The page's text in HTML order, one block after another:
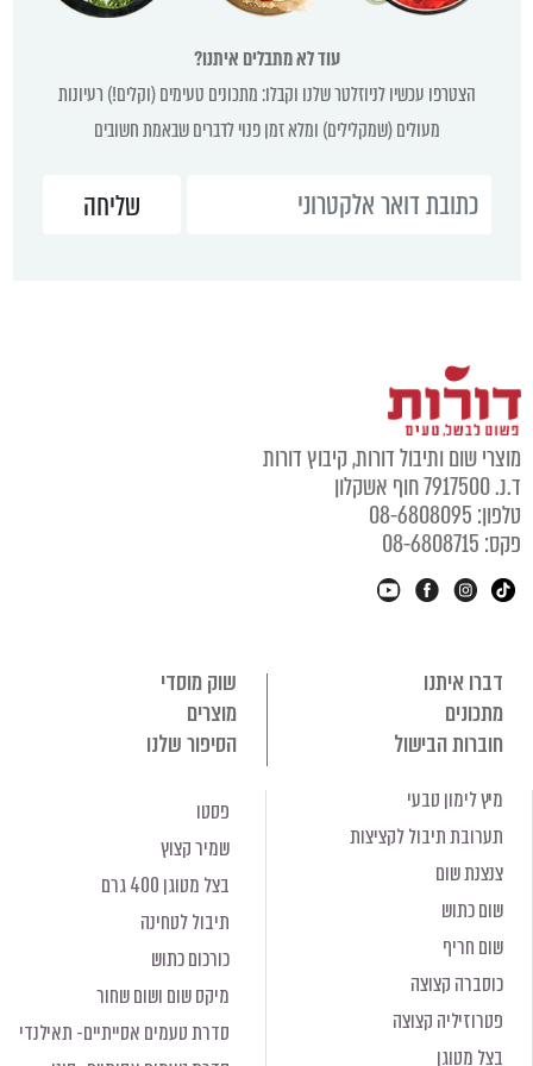
עוד לא מתבלים איתנו?
הצטרפו עכשיו לניוזלטר שלנו וקבלו: מתכונים טעימים (וקלים!) רעיונות
מעולים (שמקלילים) ומלא זמן פנוי לדברים שבאמת חשובים
שום ותיבול דורות, קיבוץ דורות
חוף אשקלון
08-6808095
08-6808715
דברו איתנו
שוק מוסדי
מתכונים
מוצרים
חוברות הבישול
הסיפור שלנו
מיץ לימון טבעי
תערובת תיבול לקציצות
צנצנת שום
שום כתוש
שום חריף
כוסברה קצוצה
פטרוזיליה קצוצה
בצל מטוגן
פסטו
שמיר קצוץ
בצל מטוגן 400 גרם
תיבול לטחינה
כורכום כתוש
מיקס שום ושום שחור
סדרת טעמים אסייתיים- תאילנדי